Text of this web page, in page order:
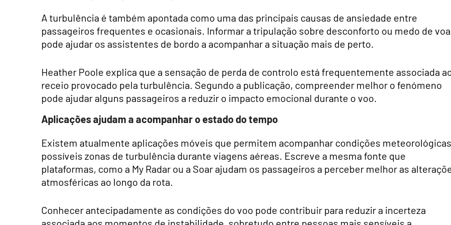
A turbulência é também apontada como uma das principais causas de ansiedade entre
passageiros frequentes e ocasionais. Informar a tripulação sobre desconforto ou medo de
pode ajudar os assistentes de bordo a acompanhar a situação mais de perto.
Heather Poole explica que a sensação de perda de controlo está frequentemente associada
receio provocado pela turbulência. Segundo a publicação, compreender melhor o fenómeno
pode ajudar alguns passageiros a reduzir o impacto emocional durante o voo.
Aplicações ajudam a acompanhar o estado do tempo
Existem atualmente aplicações móveis que permitem acompanhar condições
possíveis zonas de turbulência durante viagens aéreas. Escreve a mesma fonte que
plataformas, como a My Radar ou a Soar ajudam os passageiros a perceber melhor as
atmosféricas ao longo da rota.
Conhecer antecipadamente as condições do voo pode contribuir para reduzir a incerteza